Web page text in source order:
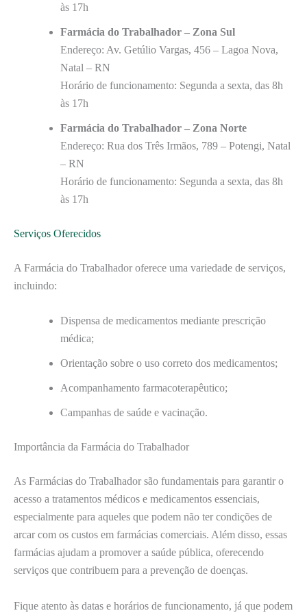
às 17h
Farmácia do Trabalhador – Zona Sul
Endereço: Av. Getúlio Vargas, 456 – Lagoa Nova,
Natal – RN
Horário de funcionamento: Segunda a sexta, das 8h
às 17h
Farmácia do Trabalhador – Zona Norte
Endereço: Rua dos Três Irmãos, 789 – Potengi, Natal
– RN
Horário de funcionamento: Segunda a sexta, das 8h
às 17h
Serviços Oferecidos
A Farmácia do Trabalhador oferece uma variedade de serviços,
incluindo:
Dispensa de medicamentos mediante prescrição
médica;
Orientação sobre o uso correto dos medicamentos;
Acompanhamento farmacoterapêutico;
Campanhas de saúde e vacinação.
Importância da Farmácia do Trabalhador
As Farmácias do Trabalhador são fundamentais para garantir o
acesso a tratamentos médicos e medicamentos essenciais,
especialmente para aqueles que podem não ter condições de
arcar com os custos em farmácias comerciais. Além disso, essas
farmácias ajudam a promover a saúde pública, oferecendo
serviços que contribuem para a prevenção de doenças.
Fique atento às datas e horários de funcionamento, já que podem